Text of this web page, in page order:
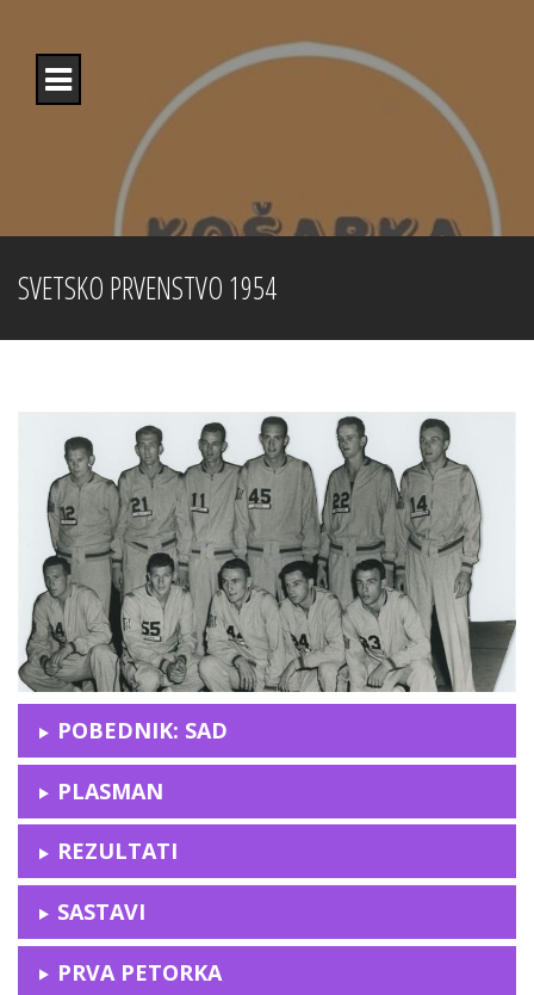
content
SVETSKO PRVENSTVO 1954
POBEDNIK: SAD
PLASMAN
REZULTATI
SASTAVI
PRVA PETORKA